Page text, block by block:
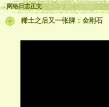
网络日志正文
稀土之后又一张牌：金刚石